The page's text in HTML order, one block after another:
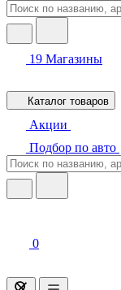
19 Магазины
Каталог товаров
Акции
Подбор по авто
0